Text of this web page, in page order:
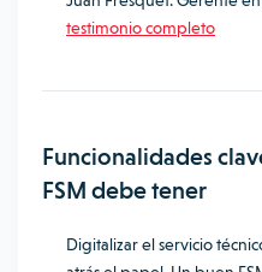
testimonio completo
Funcionalidades
FSM debe tener
Digitalizar el servicio